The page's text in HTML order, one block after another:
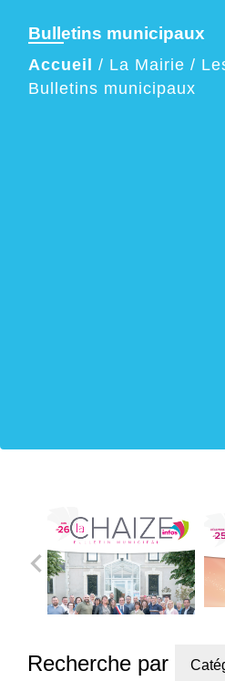
Bulletins municipaux
Accueil / La Mairie /
Bulletins municipaux
Recherche par